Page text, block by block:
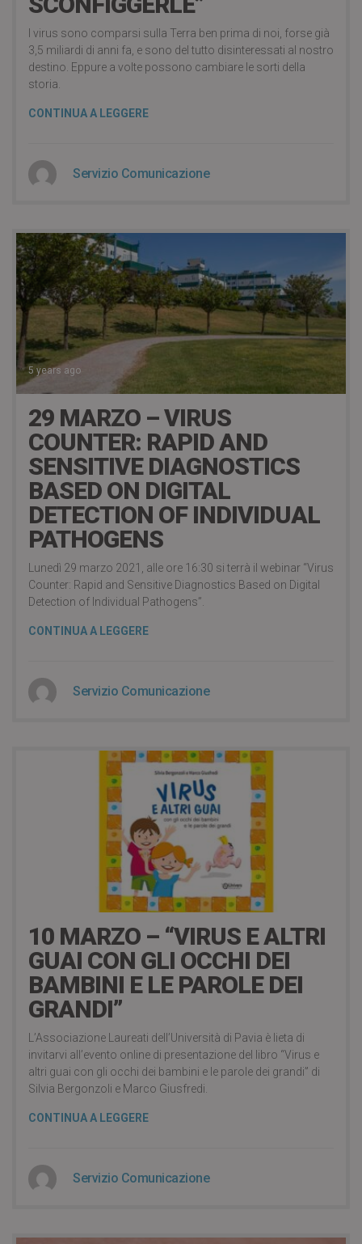
I virus sono comparsi sulla Terra ben prima di noi, forse già
3,5 miliardi di anni fa, e sono del tutto disinteressati al nostro
destino. Eppure a volte possono cambiare le sorti della
storia.
CONTINUA A LEGGERE
Servizio Comunicazione
5 years ago
29 MARZO – VIRUS
COUNTER: RAPID AND
SENSITIVE DIAGNOSTICS
BASED ON DIGITAL
DETECTION OF INDIVIDUAL
PATHOGENS
Lunedì 29 marzo 2021, alle ore 16:30 si terrà il webinar “Virus
Counter: Rapid and Sensitive Diagnostics Based on Digital
Detection of Individual Pathogens”.
CONTINUA A LEGGERE
Servizio Comunicazione
10 MARZO – “VIRUS E ALTRI
GUAI CON GLI OCCHI DEI
BAMBINI E LE PAROLE DEI
GRANDI”
L’Associazione Laureati dell’Università di Pavia è lieta di
invitarvi all’evento online di presentazione del libro “Virus e
altri guai con gli occhi dei bambini e le parole dei grandi” di
Silvia Bergonzoli e Marco Giusfredi.
CONTINUA A LEGGERE
Servizio Comunicazione